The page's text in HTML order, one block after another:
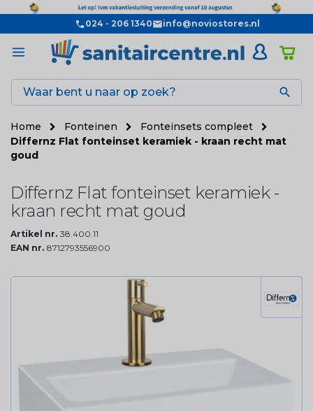
024 - 206 1340 info@noviostores.nl

Home Fonteinen
Fonteinsets compleet
Differnz Flat fonteinset keramiek - kraan recht mat
goud
Differnz Flat fonteinset keramiek -
kraan recht mat goud
Artikel nr. 38.400.11
EAN nr. 8712793556900